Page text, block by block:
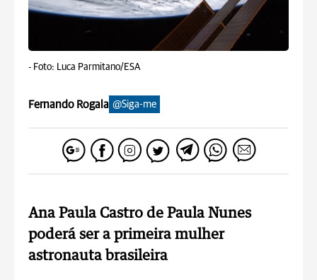
- Foto: Luca Parmitano/ESA
Fernando Rogala @Siga-me
Ana Paula Castro de Paula Nunes
poderá ser a primeira mulher
astronauta brasileira